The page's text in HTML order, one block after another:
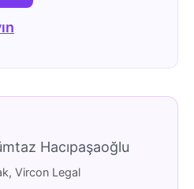
Hacıpaşaoğlu
Vircon Legal